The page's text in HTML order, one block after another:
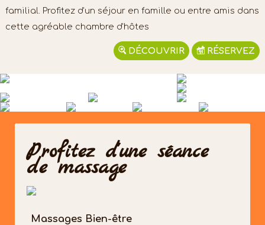
familial. Profitez d'un séjour en famille ou entre amis dans
cette agréable chambre d'hôtes
DÉCOUVRIR RÉSERVEZ
Profitez d'une séance
de massage
Massages Bien-être